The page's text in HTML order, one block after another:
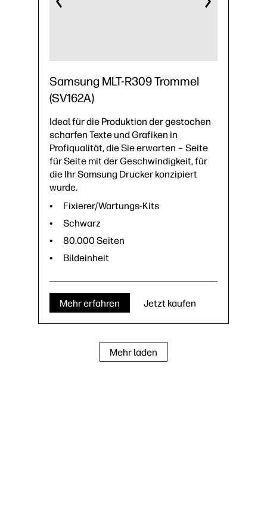
Samsung MLT-R309 Trommel
(SV162A)
Ideal für die Produktion der gestochen
scharfen Texte und Grafiken in
Profiqualität, die Sie erwarten – Seite
für Seite mit der Geschwindigkeit, für
die Ihr Samsung Drucker konzipiert
wurde.
Fixierer/Wartungs-Kits
Schwarz
80.000 Seiten
Bildeinheit
Mehr erfahren Jetzt kaufen
Mehr laden